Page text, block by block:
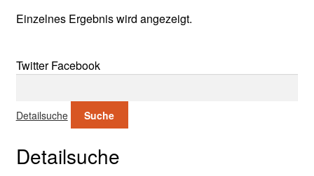
Einzelnes Ergebnis wird angezeigt.
Twitter Facebook
Detailsuche Suche
Detailsuche